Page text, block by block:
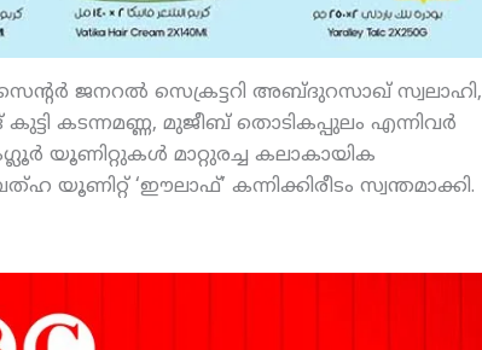
ജനറല്‍ സെക്രട്ടറി അബ്ദുറസാഖ് സ്വലാഹി,
കടന്നമണ്ണ, മുജീബ് തൊടികപ്പുലം എന്നിവര്‍
യൂണിറ്റുകള്‍ മാറ്റുരച്ച കലാകായിക
‘ഈലാഫ്’ കന്നിക്കിരീടം സ്വന്തമാക്കി.